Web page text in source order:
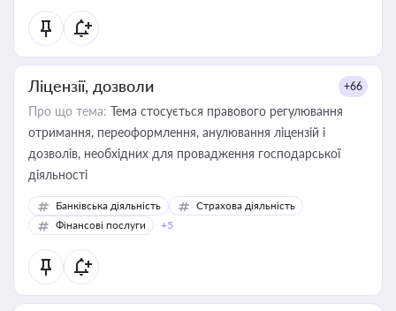
Ліцензії, дозволи +66
Про що тема: Тема стосується правового регулювання
отримання, переоформлення, анулювання ліцензій і
дозволів, необхідних для провадження господарської
діяльності
Банківська діяльність
Страхова діяльність
Фінансові послуги
+5